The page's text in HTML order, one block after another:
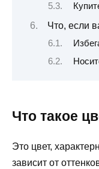
Что, если
Что такое
Это цвет,
зависит от